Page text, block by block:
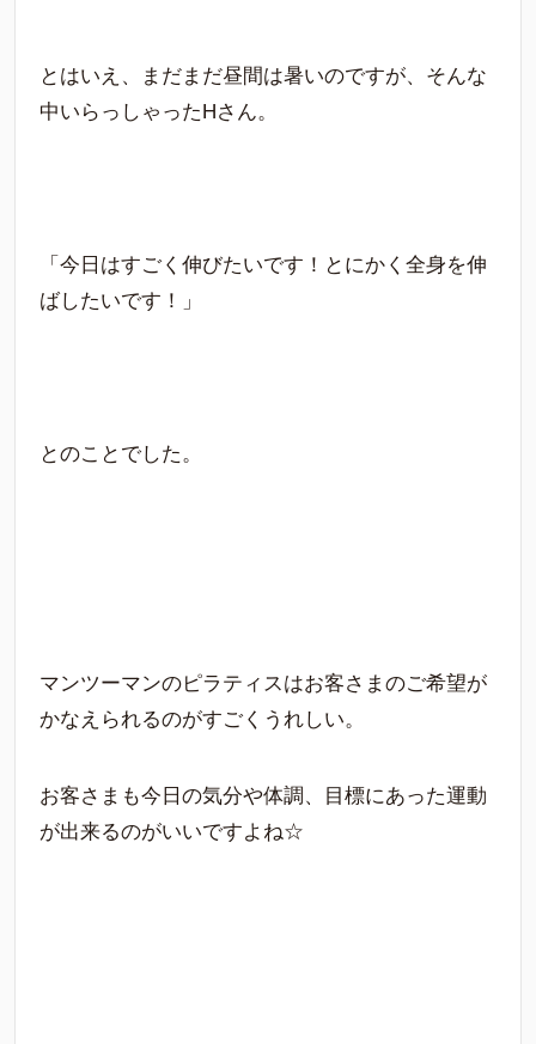
とはいえ、まだまだ昼間は暑いのですが、そんな
中いらっしゃったHさん。
「今日はすごく伸びたいです！とにかく全身を伸
ばしたいです！」
とのことでした。
マンツーマンのピラティスはお客さまのご希望が
かなえられるのがすごくうれしい。
お客さまも今日の気分や体調、目標にあった運動
が出来るのがいいですよね☆